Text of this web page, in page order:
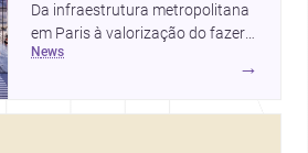
Da infraestrutura metropolitana
em Paris à valorização do fazer
artesanal e à casa elevada da
news
→